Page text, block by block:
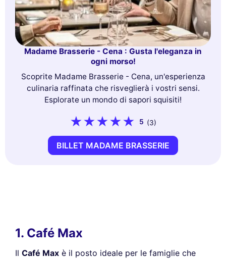
Madame Brasserie - Cena : Gusta l'eleganza in
ogni morso!
Scoprite Madame Brasserie - Cena, un'esperienza
culinaria raffinata che risveglierà i vostri sensi.
Esplorate un mondo di sapori squisiti!
5 (3)
BILLET MADAME BRASSERIE
1. Café Max
Il Café Max è il posto ideale per le famiglie che